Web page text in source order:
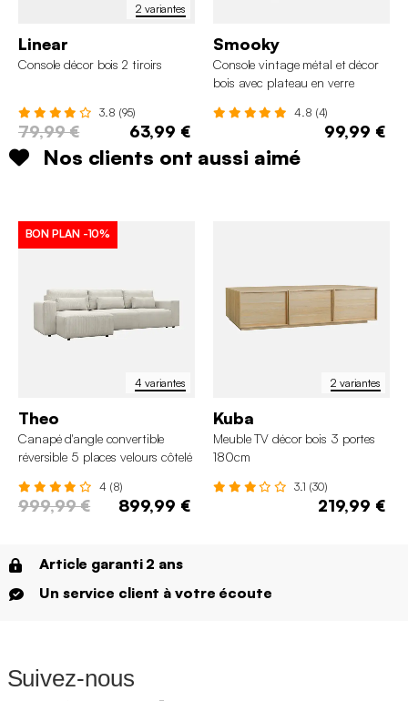
2 variantes
Linear
Console décor bois 2 tiroirs
3.8 (95)
79,99 € 63,99 €
Smooky
Console vintage métal et décor
bois avec plateau en verre
4.8 (4)
99,99 €
Nos clients ont aussi aimé
4 variantes
BON PLAN -10%
Theo
Canapé d'angle convertible
réversible 5 places velours côtelé
4 (8)
999,99 € 899,99 €
2 variantes
Kuba
Meuble TV décor bois 3 portes
180cm
3.1 (30)
219,99 €
Article garanti 2 ans
Un service client à votre écoute
Suivez-nous